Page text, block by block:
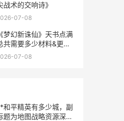
战术的交响诗》
07-08
《梦幻新诛仙》天书点满
共需要多少材料&更快
齐主动被动效果需要多
07-08
和平精英有多少城，副
题为地图战略资源深度